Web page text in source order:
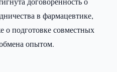
в фармацевтике,
о подготовке совместных
опытом.